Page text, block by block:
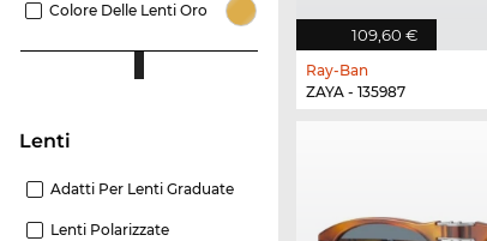
Colore Delle Lenti Oro
Lenti
Adatti Per Lenti Graduate
Lenti Polarizzate
109,60 €
Ray-Ban
ZAYA - 135987